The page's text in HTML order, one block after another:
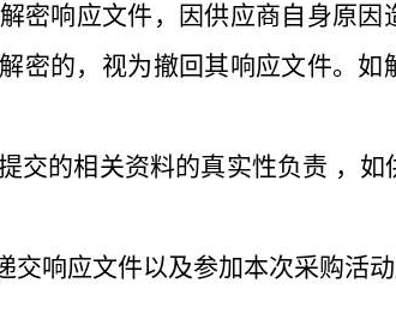
密响应文件，因供应商自身原
密的，视为撤回其响应文件。
交的相关资料的真实性负责 ，如
交响应文件以及参加本次采购活